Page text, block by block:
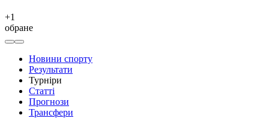
+1
обране
Новини спорту
Результати
Турніри
Статті
Прогнози
Трансфери